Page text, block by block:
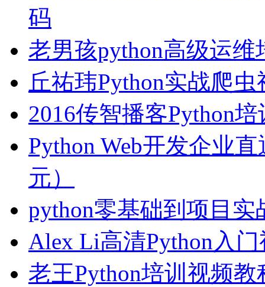
码
老男孩python高级运
丘祐玮Python实战爬
2016传智播客Python
Python Web开发企业
元）
python零基础到项目实
Alex Li高清Python入
老王Python培训视频